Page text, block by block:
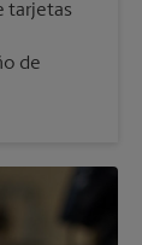
tarjetas
de